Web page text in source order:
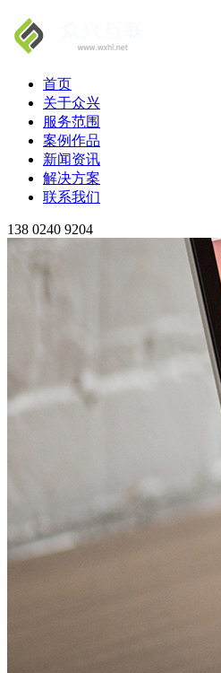
首页
关于众兴
服务范围
案例作品
新闻资讯
解决方案
联系我们
138 0240 9204